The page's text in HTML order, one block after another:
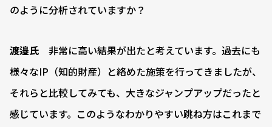
のように分析されていますか？
渡邉氏 非常に高い結果が出たと考えています。過去にも
様々なIP（知的財産）と絡めた施策を行ってきましたが、
それらと比較してみても、大きなジャンプアップだったと
感じています。このようなわかりやすい跳ね方はこれまで